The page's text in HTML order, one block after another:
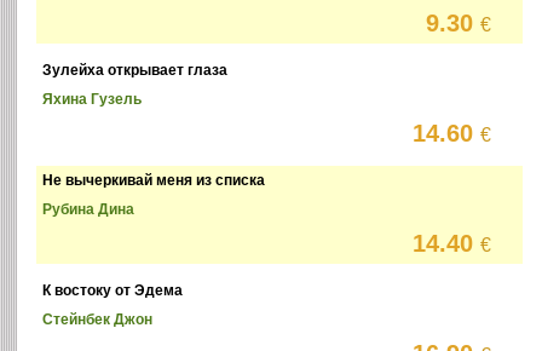
9.30€
Зулейха открывает глаза
Яхина Гузель
14.60€
Не вычеркивай меня из списка
Рубина Дина
14.40€
К востоку от Эдема
Стейнбек Джон